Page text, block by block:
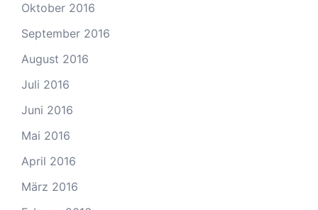
Oktober 2016
September 2016
August 2016
Juli 2016
Juni 2016
Mai 2016
April 2016
März 2016